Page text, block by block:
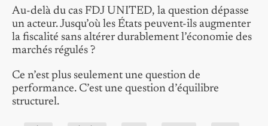
Au-delà du cas FDJ UNITED, la question dépasse
un acteur. Jusqu’où les États peuvent-ils augmenter
la fiscalité sans altérer durablement l’économie des
marchés régulés ?
Ce n’est plus seulement une question de
performance. C’est une question d’équilibre
structurel.